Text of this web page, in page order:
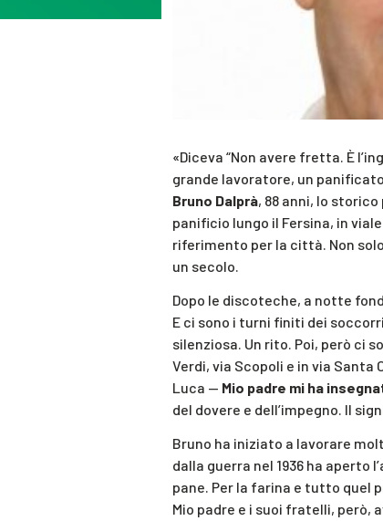
«Diceva “Non avere fretta. È
grande lavoratore, un
Bruno Dalprà, 88 anni, lo
panificio lungo il Fersina, in
riferimento per la città. Non
un secolo.
Dopo le discoteche, a notte
E ci sono i turni finiti dei
silenziosa. Un rito. Poi, però ci
Verdi, via Scopoli e in via
Luca — Mio padre mi ha
del dovere e dell’impegno. Il
Bruno ha iniziato a lavorare
dalla guerra nel 1936 ha aperto
pane. Per la farina e tutto quel
Mio padre e i suoi fratelli, però,